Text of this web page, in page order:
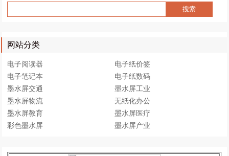
网站分类
电子阅读器
电子纸价签
电子笔记本
电子纸数码
墨水屏交通
墨水屏工业
墨水屏物流
无纸化办公
墨水屏教育
墨水屏医疗
彩色墨水屏
墨水屏产业